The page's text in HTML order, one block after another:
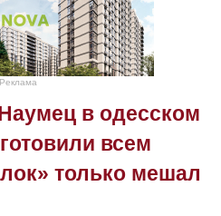
Реклама
в одесском
всем
только мешал